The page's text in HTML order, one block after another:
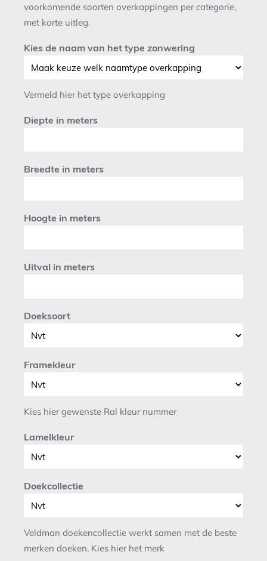
voorkomende soorten overkappingen per categorie,
met korte uitleg.
Kies de naam van het type zonwering
Vermeld hier het type overkapping
Diepte in meters
Breedte in meters
Hoogte in meters
Uitval in meters
Doeksoort
Framekleur
Kies hier gewenste Ral kleur nummer
Lamelkleur
Doekcollectie
Veldman doekencollectie werkt samen met de beste
merken doeken. Kies hier het merk